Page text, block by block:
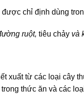
chỉ định dùng
ruột, tiêu chảy và
xuất từ các loại cây
thức ăn và các